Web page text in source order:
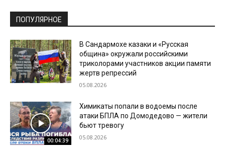
ПОПУЛЯРНОЕ
В Сандармохе казаки и «Русская
община» окружали российскими
триколорами участников акции памяти
жертв репрессий
05.08.2026
00:04:39
Химикаты попали в водоемы после
атаки БПЛА по Домодедово — жители
бьют тревогу
05.08.2026